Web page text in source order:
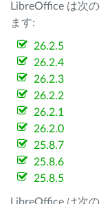
LibreOffice は次の
ます:
26.2.5
26.2.4
26.2.3
26.2.2
26.2.1
26.2.0
25.8.7
25.8.6
25.8.5